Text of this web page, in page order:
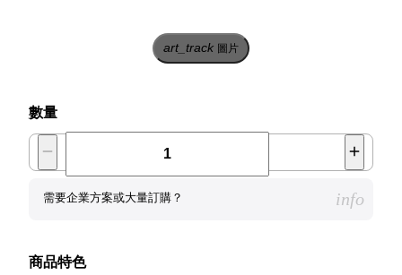
art_track 圖片
數量
需要企業方案或大量訂購？ info
商品特色